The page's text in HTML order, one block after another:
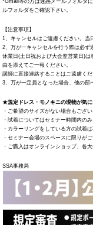
*Gmail等の方は迷惑メールフォルダ
ルフォルダをご確認下さい。
【注意事項】
1、キャンセルはご遠慮ください。当
2、万が一キャンセルを行う際は必ず
休業日(土日祝および大会翌営業日)
由を添えてご一報ください。
講師に直接連絡することはご遠慮くだ
3、万が一定員となった場合、他の部
★規定ドレス・モノキニの現物が気
・ご希望のサイズがない場合もござい
・試着についてはセミナー時間内の
・カラーリングをしている方の試着は
・セミナー会場のスペースに限りが
・ご購入はオンラインショップ、各
SSA事務局